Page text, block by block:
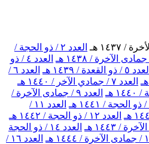
العدد ٢ / ذو الحجة /
العدد ٤ / ذو
العدد ٥ / ذو القعدة / ١٤٣٩ هـ
العدد ٦ /
العدد ٧ / جمادي الآخر / ١٤٤٠ هـ
العدد ٩ / جمادى الآخرة /
العدد ١١ /
العدد ١٢ / ذو الحجة / ١٤٤٢ هـ
العدد ١٤ / ذو الحجة
العدد ١٦ /